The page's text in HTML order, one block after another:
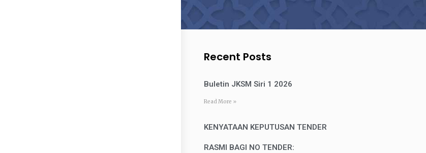
Recent Posts
Buletin JKSM Siri 1 2026
Read More »
KENYATAAN KEPUTUSAN TENDER
RASMI BAGI NO TENDER: